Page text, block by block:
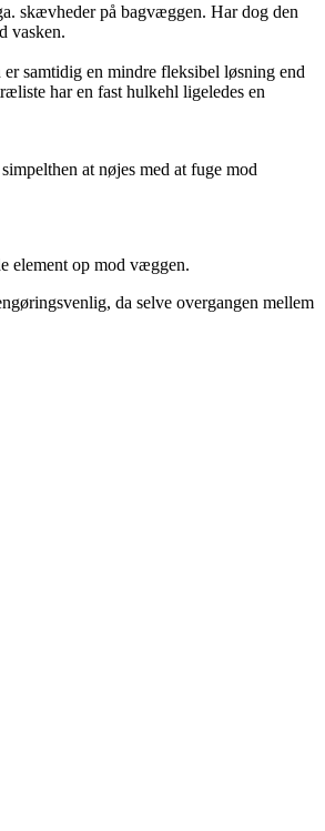
skævheder på bagvæggen. Har dog den
vasken.
samtidig en mindre fleksibel løsning end
har en fast hulkehl ligeledes en
at nøjes med at fuge mod
element op mod væggen.
da selve overgangen mellem